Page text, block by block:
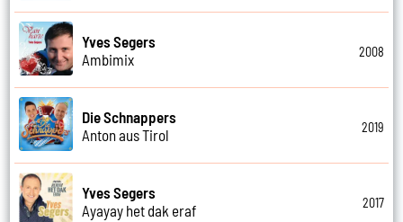
Yves Segers
Ambimix
2008
Die Schnappers
Anton aus Tirol
2019
Yves Segers
Ayayay het dak eraf
2017